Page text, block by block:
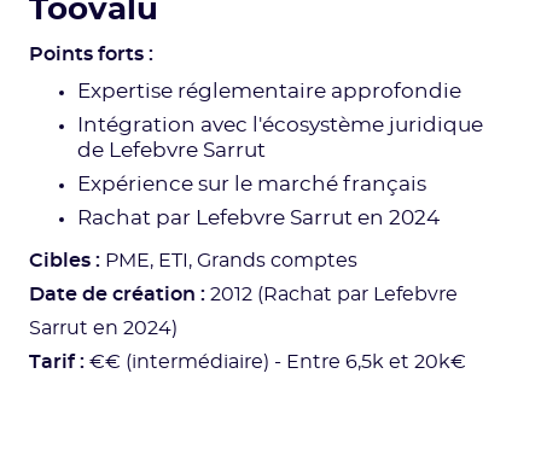
Toovalu
Points forts :
Expertise réglementaire approfondie
Intégration avec l'écosystème juridique
de Lefebvre Sarrut
Expérience sur le marché français
Rachat par Lefebvre Sarrut en 2024
Cibles : PME, ETI, Grands comptes
Date de création : 2012 (Rachat par Lefebvre
Sarrut en 2024)
Tarif : €€ (intermédiaire) - Entre 6,5k et 20k€